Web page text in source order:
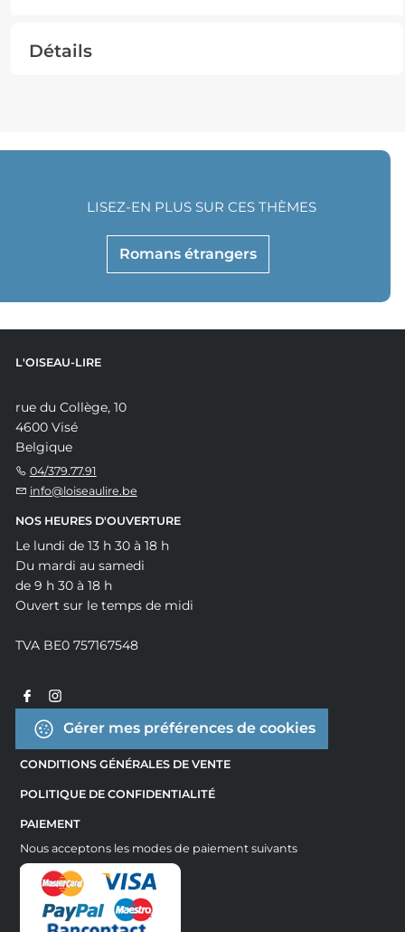
Détails
Romans étrangers
LISEZ-EN PLUS SUR CES THÈMES
L'OISEAU-LIRE
rue du Collège, 10
4600 Visé
Belgique
04/379.77.91
info@loiseaulire.be
NOS HEURES D'OUVERTURE
Le lundi de 13 h 30 à 18 h
Du mardi au samedi
de 9 h 30 à 18 h
Ouvert sur le temps de midi
TVA BE0 757167548
Gérer mes préférences de cookies
CONDITIONS GÉNÉRALES DE VENTE
POLITIQUE DE CONFIDENTIALITÉ
PAIEMENT
Nous acceptons les modes de paiement suivants